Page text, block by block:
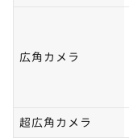
広角カメラ
超広角カメラ